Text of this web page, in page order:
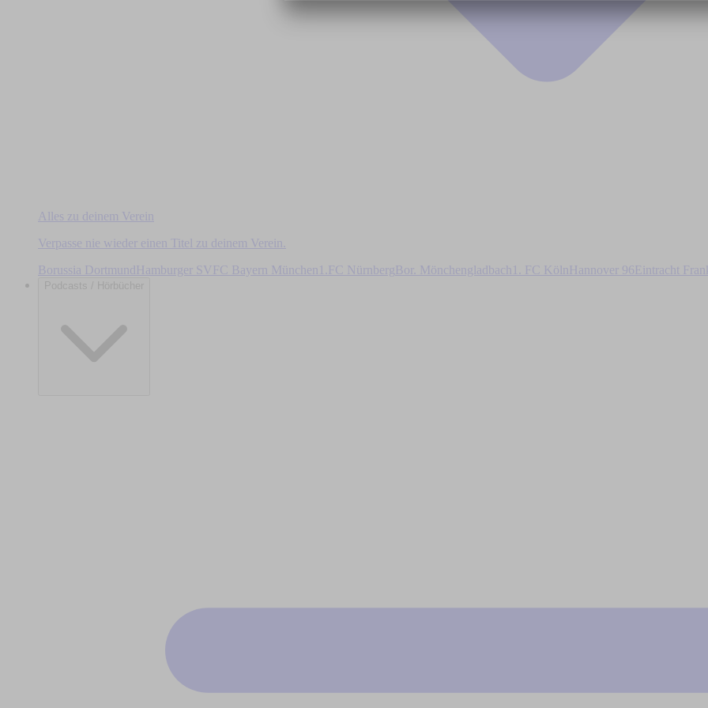
Alles zu deinem Verein
Verpasse nie wieder einen Titel zu deinem Verein.
Borussia DortmundHamburger SV FC Bayern München 1.FC Nürnberg Bor. Mönchengladbach 1. FC Köln Hannover 96Eintracht
Podcasts / Hörbücher